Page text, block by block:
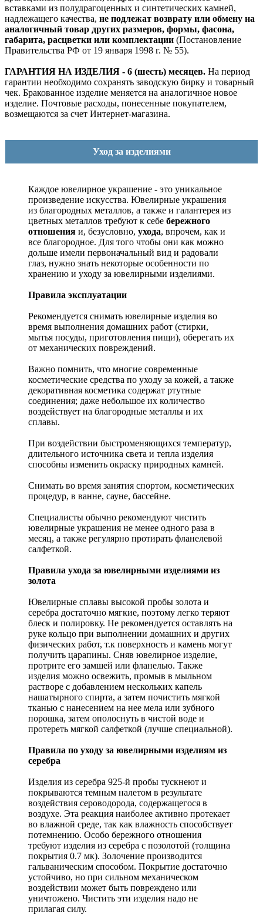
вставками из полудрагоценных и синтетических камней,
надлежащего качества, не подлежат возврату или обмену на
аналогичный товар других размеров, формы, фасона,
габарита, расцветки или комплектации (Постановление
Правительства РФ от 19 января 1998 г. № 55).
ГАРАНТИЯ НА ИЗДЕЛИЯ - 6 (шесть) месяцев. На период
гарантии необходимо сохранять заводскую бирку и товарный
чек. Бракованное изделие меняется на аналогичное новое
изделие. Почтовые расходы, понесенные покупателем,
возмещаются за счет Интернет-магазина.
Уход за изделиями
Каждое ювелирное украшение - это уникальное
произведение искусства. Ювелирные украшения
из благородных металлов, а также и галантерея из
цветных металлов требуют к себе бережного
отношения и, безусловно, ухода, впрочем, как и
все благородное. Для того чтобы они как можно
дольше имели первоначальный вид и радовали
глаз, нужно знать некоторые особенности по
хранению и уходу за ювелирными изделиями.
Правила эксплуатации
Рекомендуется снимать ювелирные изделия во
время выполнения домашних работ (стирки,
мытья посуды, приготовления пищи), оберегать их
от механических повреждений.
Важно помнить, что многие современные
косметические средства по уходу за кожей, а также
декоративная косметика содержат ртутные
соединения; даже небольшое их количество
воздействует на благородные металлы и их
сплавы.
При воздействии быстроменяющихся температур,
длительного источника света и тепла изделия
способны изменить окраску природных камней.
Снимать во время занятия спортом, косметических
процедур, в ванне, сауне, бассейне.
Специалисты обычно рекомендуют чистить
ювелирные украшения не менее одного раза в
месяц, а также регулярно протирать фланелевой
салфеткой.
Правила ухода за ювелирными изделиями из
золота
Ювелирные сплавы высокой пробы золота и
серебра достаточно мягкие, поэтому легко теряют
блеск и полировку. Не рекомендуется оставлять на
руке кольцо при выполнении домашних и других
физических работ, т.к поверхность и камень могут
получить царапины. Сняв ювелирное изделие,
протрите его замшей или фланелью. Также
изделия можно освежить, промыв в мыльном
растворе с добавлением нескольких капель
нашатырного спирта, а затем почистить мягкой
тканью с нанесением на нее мела или зубного
порошка, затем ополоснуть в чистой воде и
протереть мягкой салфеткой (лучше специальной).
Правила по уходу за ювелирными изделиям из
серебра
Изделия из серебра 925-й пробы тускнеют и
покрываются темным налетом в результате
воздействия сероводорода, содержащегося в
воздухе. Эта реакция наиболее активно протекает
во влажной среде, так как влажность способствует
потемнению. Особо бережного отношения
требуют изделия из серебра с позолотой (толщина
покрытия 0.7 мк). Золочение производится
гальваническим способом. Покрытие достаточно
устойчиво, но при сильном механическом
воздействии может быть повреждено или
уничтожено. Чистить эти изделия надо не
прилагая силу.